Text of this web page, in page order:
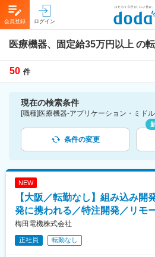
会員登録 ログイン
医療機器、固定給35万円以上 の
50 件
現在の検索条件
条件の変更
NEW
【大阪／転勤なし】組み込み開
発に携われる／特注開発／リモ
梅田電機株式会社
正社員 転勤なし